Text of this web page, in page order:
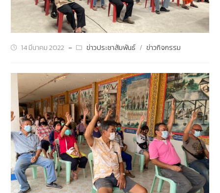
14 มีนาคม 2022 ข่าวประชาสัมพันธ์ / ข่าวกิจกรรม